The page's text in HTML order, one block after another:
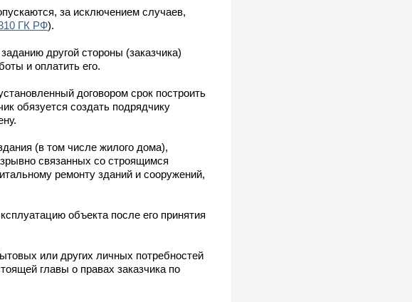
за исключением случаев,
ГК РФ).
другой стороны (заказчика)
и оплатить его.
договором срок построить
обязуется создать подрядчику
(в том числе жилого дома),
связанных со строящимся
ремонту зданий и сооружений,
объекта после его принятия
или других личных потребностей
главы о правах заказчика по